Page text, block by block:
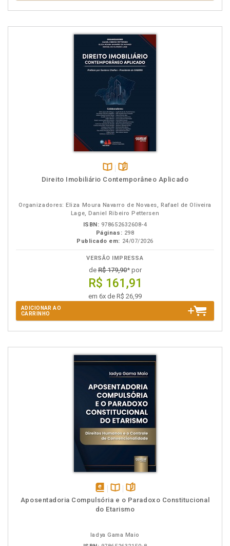
Disponível
páginas
Direito Imobiliário Contemporâneo Aplicado
Organizadores: Eliza Moura Navarro de Novaes, Rafael de Oliveira
Lage, Daniel Ribeiro Pettersen
ISBN: 978652632608-4
Páginas: 298
Publicado em: 24/07/2026
VERSÃO IMPRESSA
deR$ 179,90* por
R$ 161,91
em 6x de R$ 26,99
ADICIONAR AO
CARRINHO
disponível
em
Disponível
na
páginas
Aposentadoria Compulsória e o Paradoxo Constitucional
do Etarismo
Iadya Gama Maio